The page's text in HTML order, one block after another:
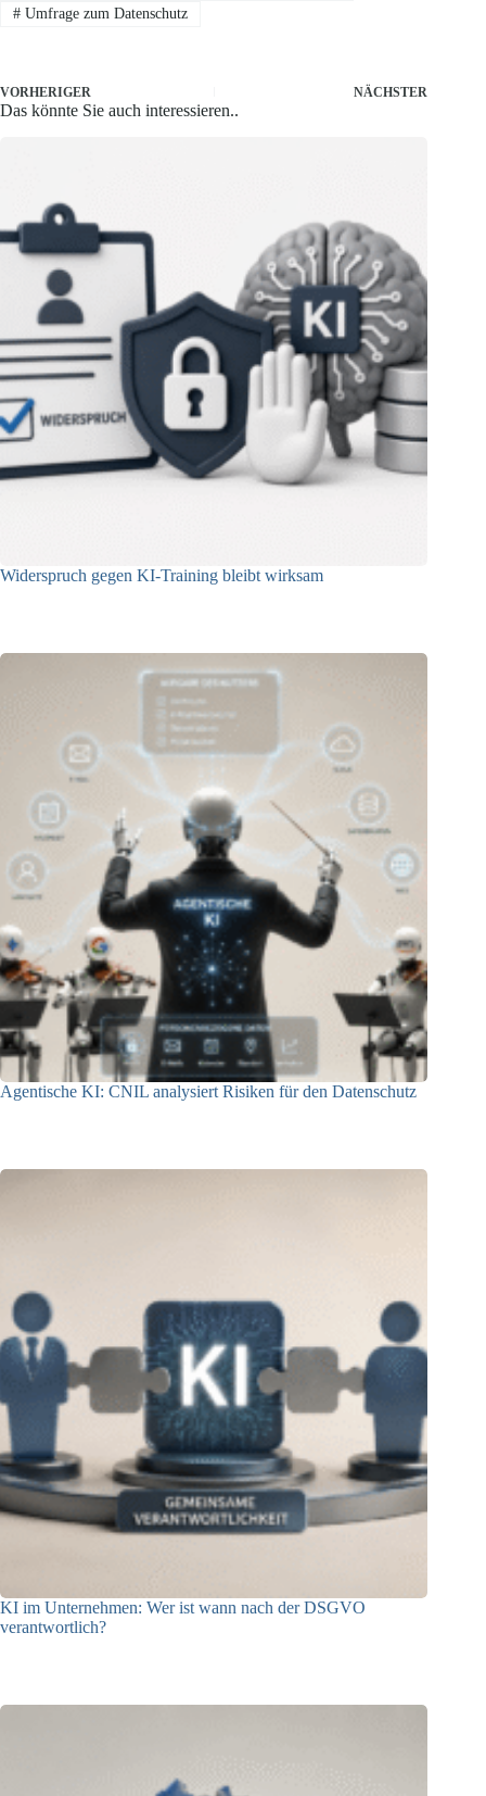
#Umfrage zum Datenschutz
VORHERIGER NÄCHSTER
Das könnte Sie auch interessieren..
Widerspruch gegen KI-Training bleibt wirksam
Agentische KI: CNIL analysiert Risiken für den Datenschutz
KI im Unternehmen: Wer ist wann nach der DSGVO
verantwortlich?